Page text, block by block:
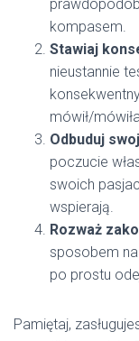
kompasem.
Stawiaj
nieustannie
mówił/
Odbuduj
poczucie
swoich
wspierają.
Rozważ
sposobem
po prostu
Pamiętaj,